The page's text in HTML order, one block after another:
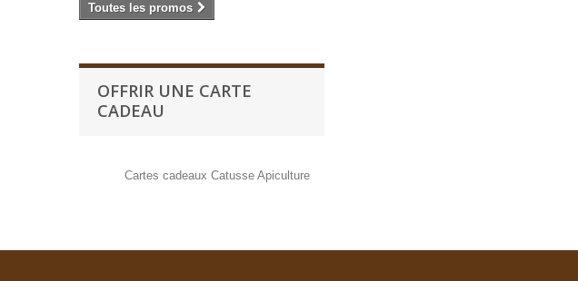
Toutes les promos
OFFRIR UNE CARTE
CADEAU
Cartes cadeaux Catusse Apiculture